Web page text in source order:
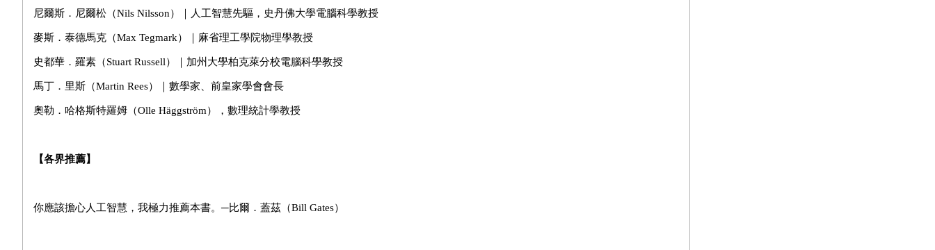
尼爾斯．尼爾松（Nils Nilsson）｜人工智慧先驅，史丹佛大學電腦科學教授
麥斯．泰德馬克（Max Tegmark）｜麻省理工學院物理學教授
史都華．羅素（Stuart Russell）｜加州大學柏克萊分校電腦科學教授
馬丁．里斯（Martin Rees）｜數學家、前皇家學會會長
奧勒．哈格斯特羅姆（Olle Häggström），數理統計學教授
【各界推薦】
你應該擔心人工智慧，我極力推薦本書。─比爾．蓋茲（Bill Gates）